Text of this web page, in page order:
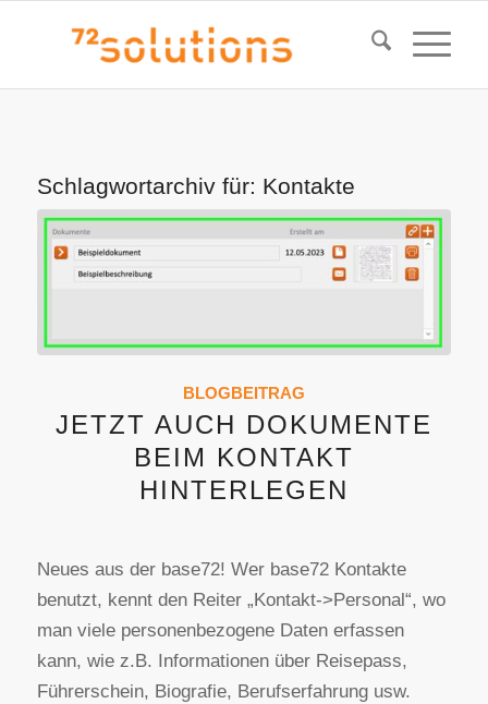
Schlagwortarchiv für: Kontakte
BLOGBEITRAG
JETZT AUCH DOKUMENTE
BEIM KONTAKT
HINTERLEGEN
Neues aus der base72! Wer base72 Kontakte
benutzt, kennt den Reiter „Kontakt->Personal“, wo
man viele personenbezogene Daten erfassen
kann, wie z.B. Informationen über Reisepass,
Führerschein, Biografie, Berufserfahrung usw.